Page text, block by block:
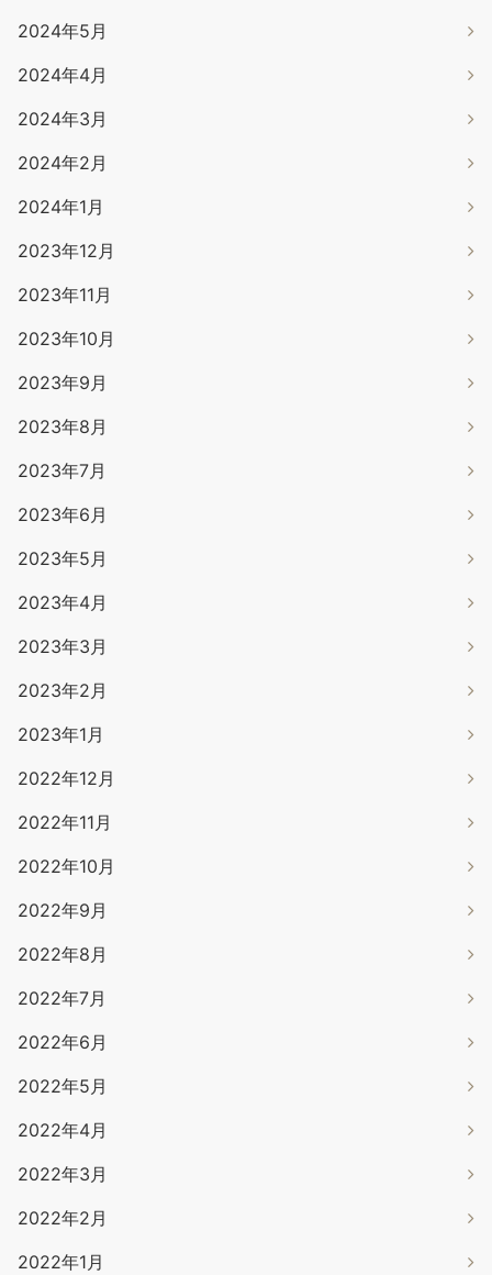
2024年5月
2024年4月
2024年3月
2024年2月
2024年1月
2023年12月
2023年11月
2023年10月
2023年9月
2023年8月
2023年7月
2023年6月
2023年5月
2023年4月
2023年3月
2023年2月
2023年1月
2022年12月
2022年11月
2022年10月
2022年9月
2022年8月
2022年7月
2022年6月
2022年5月
2022年4月
2022年3月
2022年2月
2022年1月